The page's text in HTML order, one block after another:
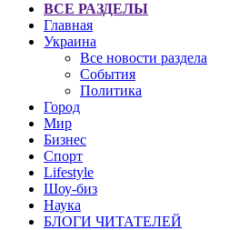
ВСЕ РАЗДЕЛЫ
Главная
Украина
Все новости раздела
События
Политика
Город
Мир
Бизнес
Спорт
Lifestyle
Шоу-биз
Наука
БЛОГИ ЧИТАТЕЛЕЙ